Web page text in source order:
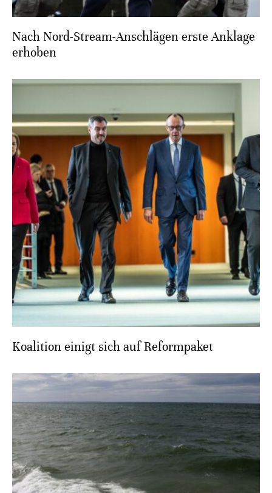
Nach Nord-Stream-Anschlägen erste Anklage
erhoben
Koalition einigt sich auf Reformpaket